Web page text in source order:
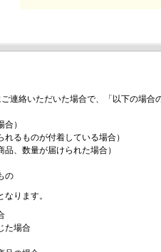
連絡いただいた場合で、「以下の場合
）
るものが付着している場合）
、数量が届けられた場合）
の
ります。
た場合